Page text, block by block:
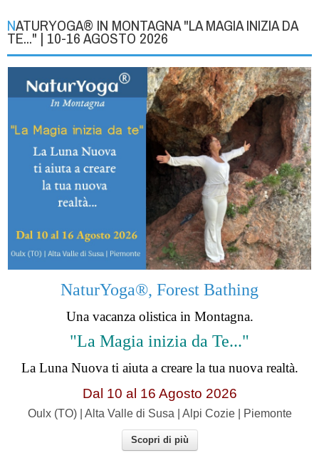
NATURYOGA® IN MONTAGNA "LA MAGIA INIZIA DA
TE..." | 10-16 AGOSTO 2026
NaturYoga®, Forest Bathing
Una vacanza olistica in Montagna.
"La Magia inizia da Te..."
La Luna Nuova ti aiuta a creare la tua nuova realtà.
Dal 10 al 16 Agosto 2026
Oulx (TO) | Alta Valle di Susa | Alpi Cozie | Piemonte
Scopri di più